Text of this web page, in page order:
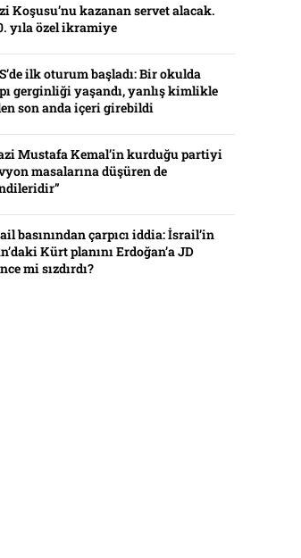
Koşusu’nu kazanan servet alacak.
yıla özel ikramiye
ilk oturum başladı: Bir okulda
gerginliği yaşandı, yanlış kimlikle
son anda içeri girebildi
Mustafa Kemal’in kurduğu partiyi
masalarına düşüren de
basınından çarpıcı iddia: İsrail’in
Kürt planını Erdoğan’a JD
mi sızdırdı?